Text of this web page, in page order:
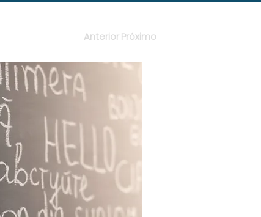
AnteriorPróximo